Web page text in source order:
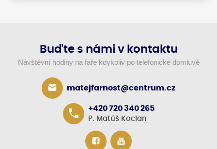
Buďte s námi v kontaktu
Návštěvní hodiny na faře kdykoliv po telefonické domluvě
matejfarnost@centrum.cz
+420 720 340 265
P. Matúš Kocian